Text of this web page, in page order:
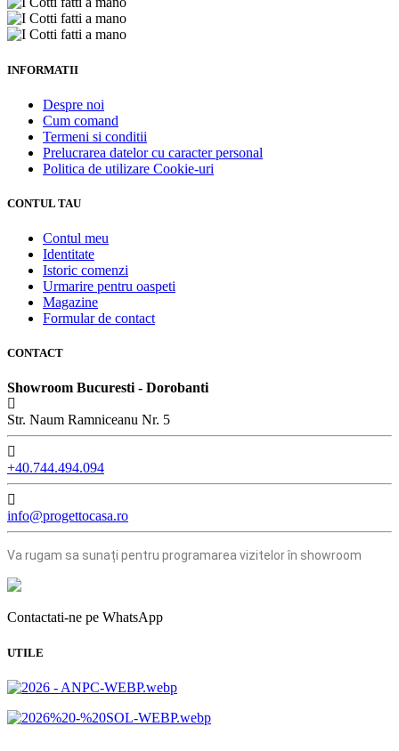
INFORMATII
Despre noi
Cum comand
Termeni si conditii
Prelucrarea datelor cu caracter personal
Politica de utilizare Cookie-uri
CONTUL TAU
Contul meu
Identitate
Istoric comenzi
Urmarire pentru oaspeti
Magazine
Formular de contact
CONTACT
Showroom Bucuresti - Dorobanti
Str. Naum Ramniceanu Nr. 5
+40.744.494.094
info@progettocasa.ro
Va rugam sa sunați pentru programarea vizitelor în showroom
Contactati-ne pe WhatsApp
UTILE